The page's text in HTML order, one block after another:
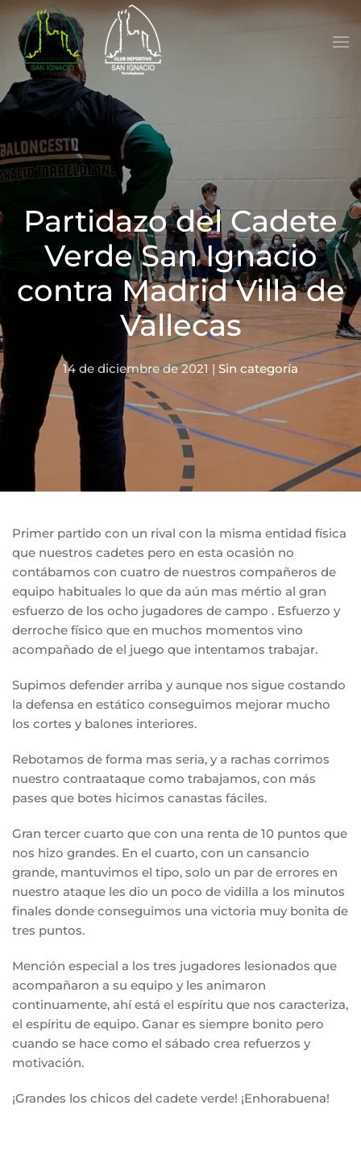
Skip to main content
Partidazo del Cadete
Verde San Ignacio
contra Madrid Villa de
Vallecas
14 de diciembre de 2021 | Sin categoría
Primer partido con un rival con la misma entidad física
que nuestros cadetes pero en esta ocasión no
contábamos con cuatro de nuestros compañeros de
equipo habituales lo que da aún mas mértio al gran
esfuerzo de los ocho jugadores de campo . Esfuerzo y
derroche físico que en muchos momentos vino
acompañado de el juego que intentamos trabajar.
Supimos defender arriba y aunque nos sigue costando
la defensa en estático conseguimos mejorar mucho
los cortes y balones interiores.
Rebotamos de forma mas seria, y a rachas corrimos
nuestro contraataque como trabajamos, con más
pases que botes hicimos canastas fáciles.
Gran tercer cuarto que con una renta de 10 puntos que
nos hizo grandes. En el cuarto, con un cansancio
grande, mantuvimos el tipo, solo un par de errores en
nuestro ataque les dio un poco de vidilla a los minutos
finales donde conseguimos una victoria muy bonita de
tres puntos.
Mención especial a los tres jugadores lesionados que
acompañaron a su equipo y les animaron
continuamente, ahí está el espíritu que nos caracteriza,
el espíritu de equipo. Ganar es siempre bonito pero
cuando se hace como el sábado crea refuerzos y
motivación.
¡Grandes los chicos del cadete verde! ¡Enhorabuena!